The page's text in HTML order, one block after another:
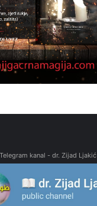
Telegram kanal - dr. Zijad Ljakić